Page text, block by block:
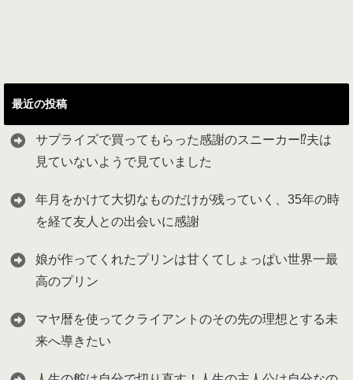
最近の投稿
サプライズで買ってもらった感謝のスニーカー⁉︎夫は
見ていないようで見ていました
年月をかけて大切なものだけが残っていく、35年の時
を経て友人との出会いに感謝
娘が作ってくれたプリンは甘くてしょっぱい世界一最
高のプリン
マヤ暦を使ってクライアントのその先の理想とする未
来へ導きたい